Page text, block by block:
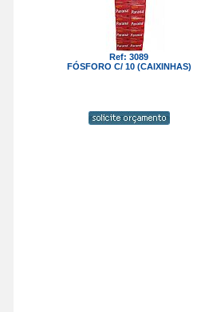
Ref: 3089
FÓSFORO C/ 10 (CAIXINHAS)